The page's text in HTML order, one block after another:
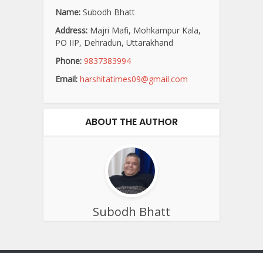
Name: Subodh Bhatt
Address: Majri Mafi, Mohkampur Kala,
PO IIP, Dehradun, Uttarakhand
Phone: 9837383994
Email: harshitatimes09@gmail.com
ABOUT THE AUTHOR
Subodh Bhatt